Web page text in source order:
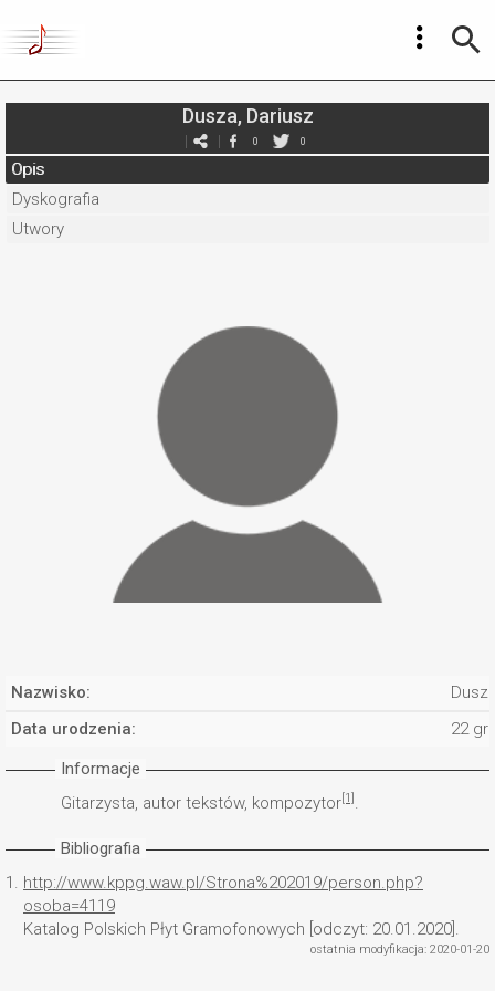
Dusza, Dariusz
0 0
Opis
Dyskografia
Utwory
Nazwisko:
Data urodzenia:
22
Informacje
Gitarzysta, autor tekstów, kompozytor [1] .
Bibliografia
1. http://www.kppg.waw.pl/Strona%202019/person.php?
osoba=4119
Katalog Polskich Płyt Gramofonowych [odczyt: 20.01.2020].
ostatnia modyfikacja: 2020-01-20